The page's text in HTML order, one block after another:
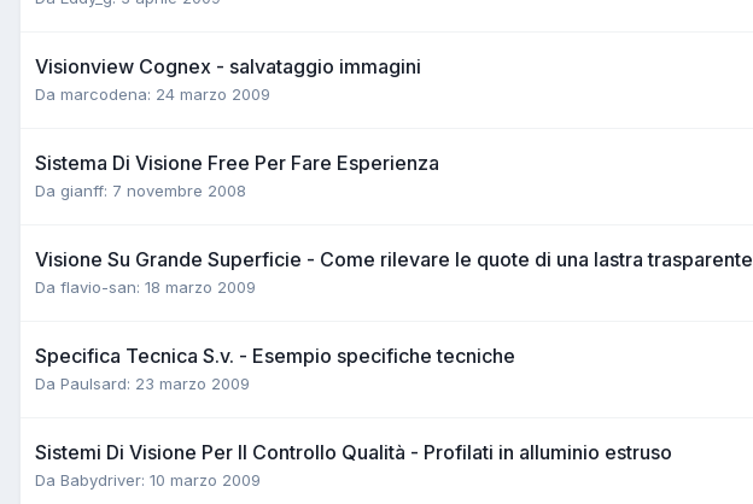
Visionview Cognex - salvataggio immagini
Da marcodena: 24 marzo 2009
Sistema Di Visione Free Per Fare Esperienza
Da gianff: 7 novembre 2008
Visione Su Grande Superficie - Come rilevare le quote di una lastra trasparente
Da flavio-san: 18 marzo 2009
Specifica Tecnica S.v. - Esempio specifiche tecniche
Da Paulsard: 23 marzo 2009
Sistemi Di Visione Per Il Controllo Qualità - Profilati in alluminio estruso
Da Babydriver: 10 marzo 2009